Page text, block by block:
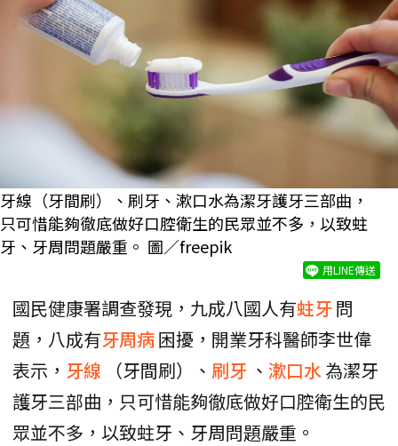
牙線（牙間刷）、刷牙、漱口水為潔牙護牙三部曲，
只可惜能夠徹底做好口腔衛生的民眾並不多，以致蛀
牙、牙周問題嚴重。 圖／freepik
用LINE傳送
國民健康署調查發現，九成八國人有蛀牙問
題，八成有牙周病困擾，開業牙科醫師李世偉
表示， 牙線 （牙間刷）、 刷牙 、 漱口水為潔牙
護牙三部曲，只可惜能夠徹底做好口腔衛生的民
眾並不多，以致蛀牙、牙周問題嚴重。